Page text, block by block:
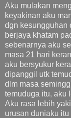
Aku mulakan
keyakinan aku
dgn kesungguhan
berjaya khatam
sebenarnya aku
masa 21 hari
aku bersyukur
dipanggil utk
dlm masa
temuduga itu, aku
Aku rasa lebih
urusan duniaku